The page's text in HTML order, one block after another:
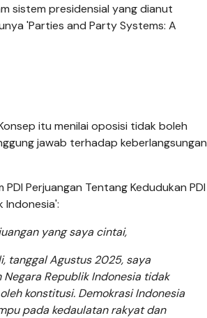
sistem presidensial yang dianut
'Parties and Party Systems: A
itu menilai oposisi tidak boleh
jawab terhadap keberlangsungan
Perjuangan Tentang Kedudukan PDI
Indonesia':
yang saya cintai,
tanggal Agustus 2025, saya
Republik Indonesia tidak
konstitusi. Demokrasi Indonesia
pada kedaulatan rakyat dan